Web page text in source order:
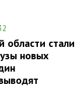
области стали
новых